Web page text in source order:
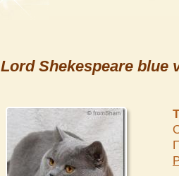
Lord Shekespeare blue